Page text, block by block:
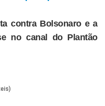
contra Bolsonaro e a
no canal do Plantão